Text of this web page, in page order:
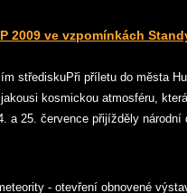
2009 ve vzpomínkách
střediskuPři příletu do města
kosmickou atmosféru,
a 25. července přijížděly národní
- otevření obnovené